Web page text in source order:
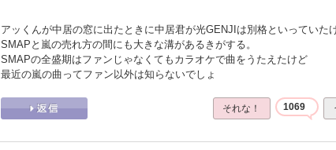
アッくんが中居の窓に出たときに中居君が光GENJIは別格といっていた
SMAPと嵐の売れ方の間にも大きな溝があるきがする。
SMAPの全盛期はファンじゃなくてもカラオケで曲をうたえたけど
最近の嵐の曲ってファン以外は知らないでしょ
それな！ 1069